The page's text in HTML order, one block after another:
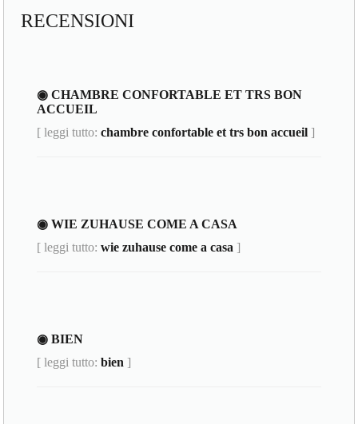
RECENSIONI
◉ CHAMBRE CONFORTABLE ET TRS BON
ACCUEIL
[ leggi tutto:chambre confortable et trs bon accueil ]
◉ WIE ZUHAUSE COME A CASA
[ leggi tutto:wie zuhause come a casa ]
◉ BIEN
[ leggi tutto:bien ]